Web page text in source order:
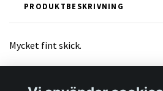
PRODUKTBESKRIVNING
Mycket fint skick.